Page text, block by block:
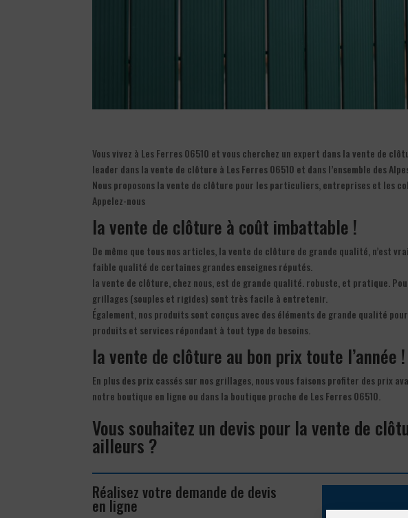
Vous vivez à Les Ferres 06510 et vous cherchez un expert dans la vente de
leader dans la vente de clôture à Les Ferres 06510 et dans l’ensemble des
Nous proposons la vente de clôture pour les particuliers, entreprises et les
Appelez-nous
la vente de clôture à coût imbattable !
De même que tous nos articles, la vente de clôture de grande qualité, n’est
faible qualité de certaines grandes enseignes réputés.
la vente de clôture, chez nous, est de grande qualité. robuste, et pratique.
grillages (souples et rigides) sont très facile à entretenir.
Également, nos produits sont conçus avec des éléments de grande qualité
produits et services répondant à tout type de besoins.
la vente de clôture au bon prix toute l’année !
En plus des prix cassés sur nos grillages, nous vous faisons profiter des prix
notre boutique en ligne ou dans la boutique proche de Les Ferres 06510.
Vous souhaitez un devis pour la vente de
ailleurs ?
Réalisez votre demande de devis
en ligne